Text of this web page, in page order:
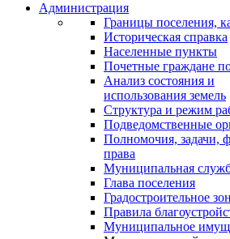
Администрация
Границы поселения,
Историческая справка
Населенные пункты
Почетные граждане
Анализ состояния и
использования земель
Структура и режим
Подведомственные
Полномочия, задачи,
права
Муниципальная
Глава поселения
Градостроительное
Правила
Муниципальное